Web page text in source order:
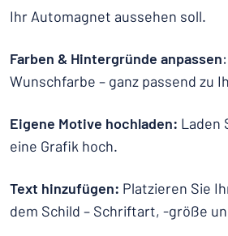
Ihr Automagnet aussehen soll.
Farben & Hintergründe anpassen
Wunschfarbe – ganz passend zu
Eigene Motive hochladen: Laden
eine Grafik hoch.
Text hinzufügen: Platzieren Sie
dem Schild – Schriftart, -größe